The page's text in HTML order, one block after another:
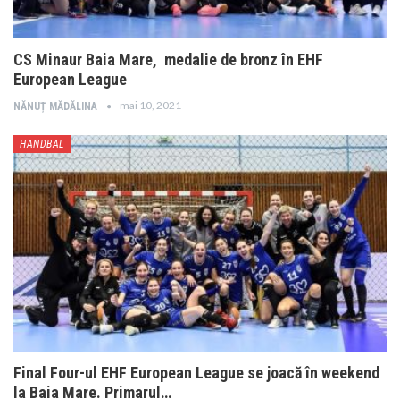
CS Minaur Baia Mare, medalie de bronz în EHF
European League
NĂNUȚ MĂDĂLINA mai 10, 2021
HANDBAL
Final Four-ul EHF European League se joacă în weekend
la Baia Mare. Primarul…